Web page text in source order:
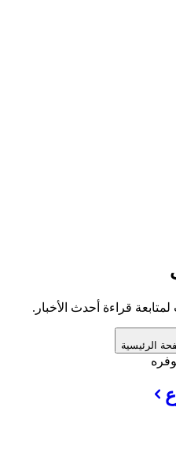
قراءة أحدث الأخبار.
الرئيسية